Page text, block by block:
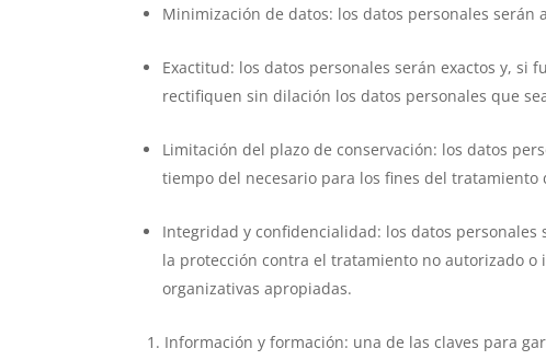
Minimización de datos: los datos personales
Exactitud: los datos personales serán exactos y, si
rectifiquen sin dilación los datos personales que
Limitación del plazo de conservación: los datos
tiempo del necesario para los fines del tratamiento
Integridad y confidencialidad: los datos
la protección contra el tratamiento no autorizado
organizativas apropiadas.
Información y formación: una de las claves para